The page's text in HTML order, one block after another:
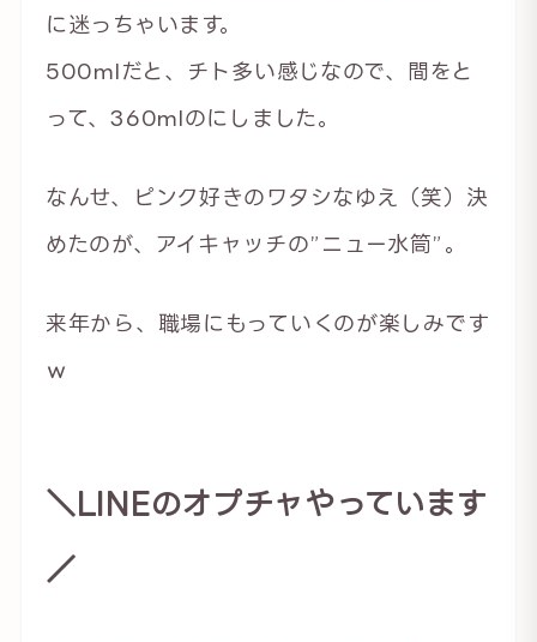
に迷っちゃいます。
500mlだと、チト多い感じなので、間をと
って、360mlのにしました。
なんせ、ピンク好きのワタシなゆえ（笑）決
めたのが、アイキャッチの”ニュー水筒”。
来年から、職場にもっていくのが楽しみです
ｗ
＼LINEのオプチャやっています
／